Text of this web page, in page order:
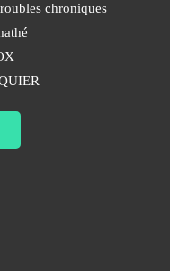
chroniques